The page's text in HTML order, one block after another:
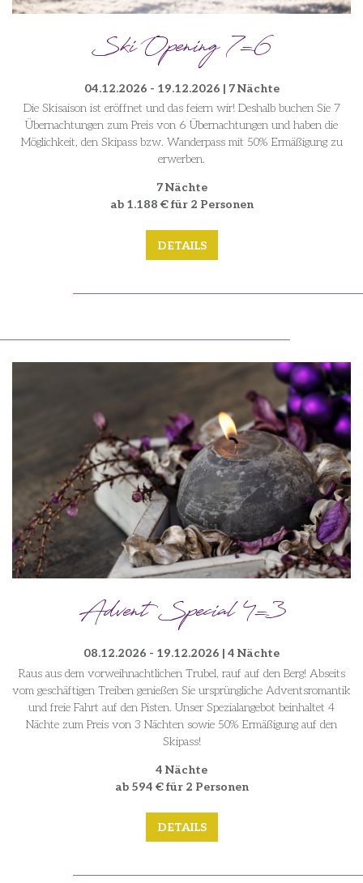
Ski Opening 7=6
04.12.2026 - 19.12.2026 | 7 Nächte
Die Skisaison ist eröffnet und das feiern wir! Deshalb buchen Sie 7
Übernachtungen zum Preis von 6 Übernachtungen und haben die
Möglichkeit, den Skipass bzw. Wanderpass mit 50% Ermäßigung zu
erwerben.
7 Nächte
ab 1.188 € für 2 Personen
DETAILS
Advent Special 4=3
08.12.2026 - 19.12.2026 | 4 Nächte
Raus aus dem vorweihnachtlichen Trubel, rauf auf den Berg! Abseits
vom geschäftigen Treiben genießen Sie ursprüngliche Adventsromantik
und freie Fahrt auf den Pisten. Unser Spezialangebot beinhaltet 4
Nächte zum Preis von 3 Nächten sowie 50% Ermäßigung auf den
Skipass!
4 Nächte
ab 594 € für 2 Personen
DETAILS